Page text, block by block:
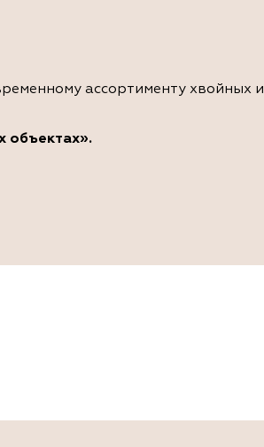
ассортименту хвойных и
объектах».